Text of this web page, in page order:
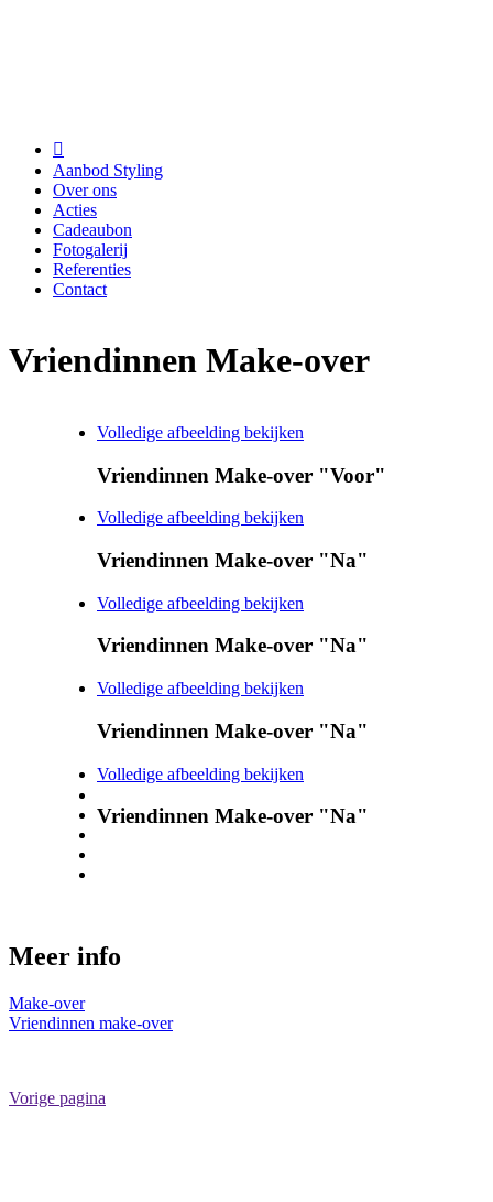

Aanbod Styling
Over ons
Acties
Cadeaubon
Fotogalerij
Referenties
Contact
Vriendinnen Make-over
Volledige afbeelding bekijken
Vriendinnen Make-over "Voor"
Volledige afbeelding bekijken
Vriendinnen Make-over "Na"
Volledige afbeelding bekijken
Vriendinnen Make-over "Na"
Volledige afbeelding bekijken
Vriendinnen Make-over "Na"
Volledige afbeelding bekijken
Vriendinnen Make-over "Na"
Meer info
Make-over
Vriendinnen make-over
Vorige pagina